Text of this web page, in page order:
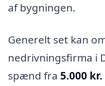
af bygningen.
Generelt set kan
nedrivningsfirma i
spænd fra 5.000